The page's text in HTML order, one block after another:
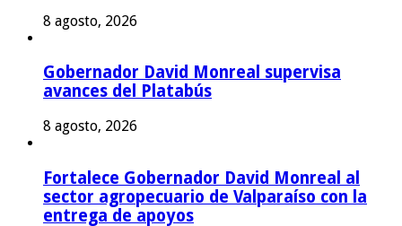
8 agosto, 2026
Gobernador David Monreal supervisa
avances del Platabús
8 agosto, 2026
Fortalece Gobernador David Monreal al
sector agropecuario de Valparaíso con la
entrega de apoyos